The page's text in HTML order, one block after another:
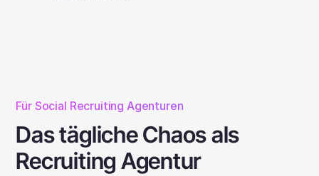
Für Social Recruiting Agenturen
Das tägliche Chaos als
Recruiting Agentur